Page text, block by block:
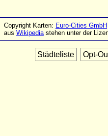
Copyright Karten: Euro-Cities GmbH
aus Wikipediastehen unter der
Städteliste Opt-